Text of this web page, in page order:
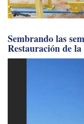
Sembrando las
Restauración de